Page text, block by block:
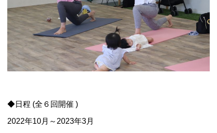
◆日程 (全６回開催 )
2022年10月～2023年3月